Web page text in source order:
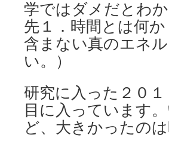
学ではダメだとわ
先１．時間とは何
含まない真のエネ
い。）
研究に入った２０
目に入っています
ど、大きかったの